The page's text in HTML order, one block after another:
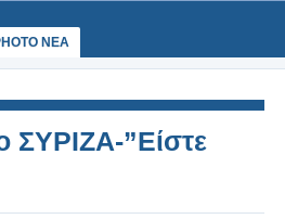
NEA
ΣΥΡΙΖΑ-”Είστε